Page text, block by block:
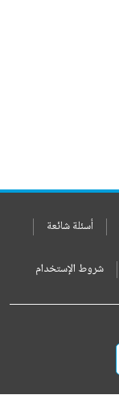
أسئلة شائعة
شروط الإستخدام